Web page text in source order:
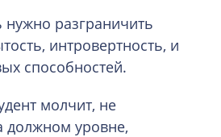
разграничить
интровертность, и
способностей.
молчит, не
должном уровне,